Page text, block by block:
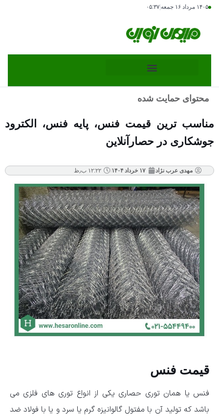
۱۴۰۵ مرداد ۱۶ جمعه ۰۵:۳۷
محتوای حمایت شده
مناسب ترین قیمت فنس، پایه فنس، الکترود
جوشکاری در حصارآنلاین
مهدی عرب نژاد ۱۷ خرداد ۱۴۰۴ ۱۲:۲۲ ب٫ظ
قیمت فنس
فنس یا همان توری حصاری یکی از انواع توری های فلزی می
باشد که تولید آن با مفتول گالوانیزه گرم یا سرد و یا با فولاد ضد